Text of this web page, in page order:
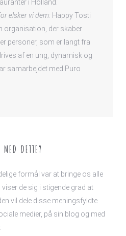
i Holland.
elsker vi dem: Happy Tosti
organisation, der skaber
personer, som er langt fra
af en ung, dynamisk og
samarbejdet med Puro
DETTE?
formål var at bringe os alle
de sig i stigende grad at
vil dele disse meningsfyldte
medier, på sin blog og med